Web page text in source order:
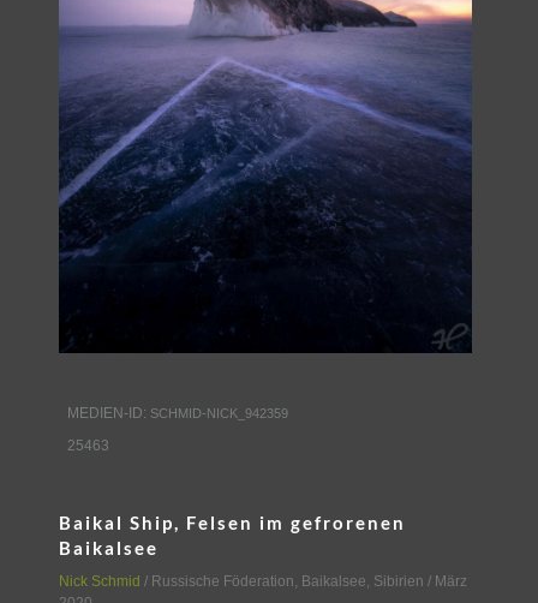
HEIMATLICHTER
KONTAKT
MEDIEN-ID: SCHMID-NICK_942359
25463
Baikal Ship, Felsen im gefrorenen
Baikalsee
Nick Schmid / Russische Föderation, Baikalsee, Sibirien / März